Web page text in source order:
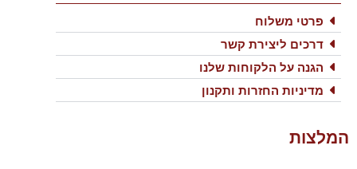
פרטי משלוח
דרכים ליצירת קשר
הגנה על הלקוחות שלנו
מדיניות החזרות ותקנון
המלצות